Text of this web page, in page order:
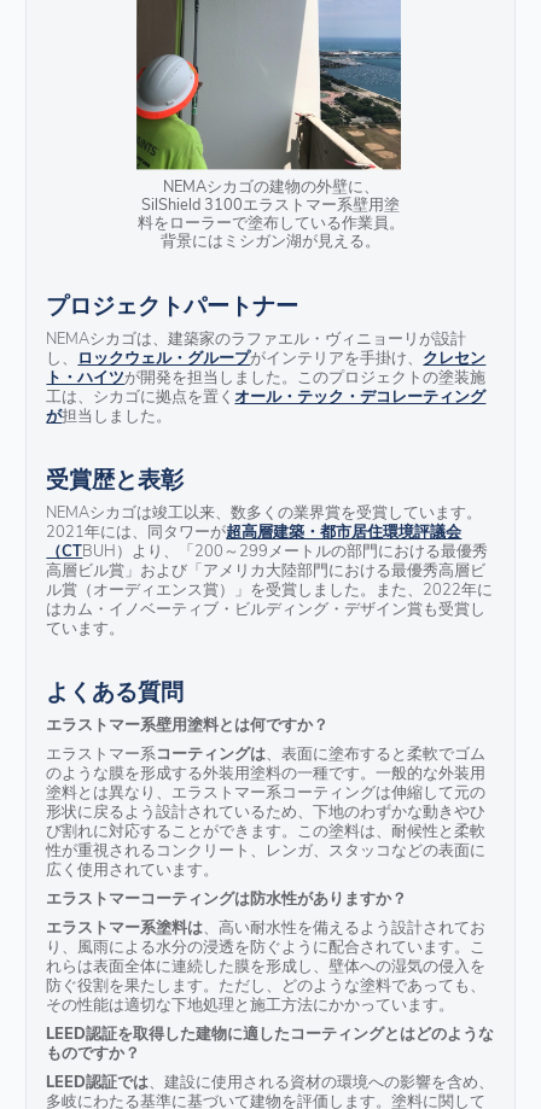
NEMAシカゴの建物の外壁に、
SilShield 3100エラストマー系壁用塗
料をローラーで塗布している作業員。
背景にはミシガン湖が見える。
プロジェクトパートナー
NEMAシカゴは、建築家のラファエル・ヴィニョーリが設計
し、 ロックウェル・グループがインテリアを手掛け、 クレセン
ト・ハイツが開発を担当しました。このプロジェクトの塗装施
工は、シカゴに拠点を置くオール・テック・デコレーティング
が担当しました。
受賞歴と表彰
NEMAシカゴは竣工以来、数多くの業界賞を受賞しています。
2021年には、同タワーが超高層建築・都市居住環境評議会
（CTBUH）より、「200～299メートルの部門における最優秀
高層ビル賞」および「アメリカ大陸部門における最優秀高層ビ
ル賞（オーディエンス賞）」を受賞しました。また、2022年に
はカム・イノベーティブ・ビルディング・デザイン賞も受賞し
ています。
よくある質問
エラストマー系壁用塗料とは何ですか？
エラストマー系コーティングは 、表面に塗布すると柔軟でゴム
のような膜を形成する外装用塗料の一種です。一般的な外装用
塗料とは異なり、エラストマー系コーティングは伸縮して元の
形状に戻るよう設計されているため、下地のわずかな動きやひ
び割れに対応することができます。この塗料は、耐候性と柔軟
性が重視されるコンクリート、レンガ、スタッコなどの表面に
広く使用されています。
エラストマーコーティングは防水性がありますか？
エラストマー系塗料は 、高い耐水性を備えるよう設計されてお
り、風雨による水分の浸透を防ぐように配合されています。こ
れらは表面全体に連続した膜を形成し、壁体への湿気の侵入を
防ぐ役割を果たします。ただし、どのような塗料であっても、
その性能は適切な下地処理と施工方法にかかっています。
LEED認証を取得した建物に適したコーティングとはどのような
ものですか？
LEED認証では 、建設に使用される資材の環境への影響を含め、
多岐にわたる基準に基づいて建物を評価します。塗料に関して